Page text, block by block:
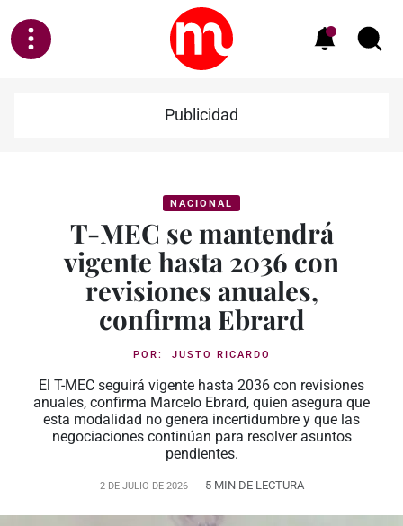
Publicidad
NACIONAL
T-MEC se mantendrá
vigente hasta 2036 con
revisiones anuales,
confirma Ebrard
POR: JUSTO RICARDO
El T-MEC seguirá vigente hasta 2036 con revisiones
anuales, confirma Marcelo Ebrard, quien asegura que
esta modalidad no genera incertidumbre y que las
negociaciones continúan para resolver asuntos
pendientes.
2 DE JULIO DE 2026 5 MIN DE LECTURA